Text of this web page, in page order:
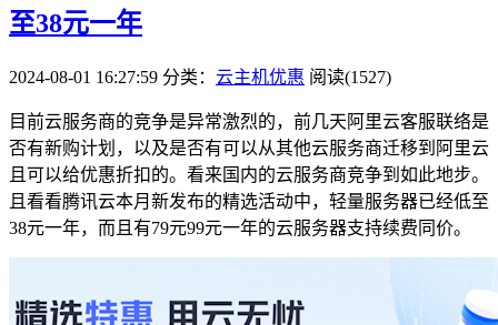
至38元一年
2024-08-01 16:27:59 分类： 云主机优惠 阅读(1527)
目前云服务商的竞争是异常激烈的，前几天阿里云客服联络是
否有新购计划，以及是否有可以从其他云服务商迁移到阿里云
且可以给优惠折扣的。看来国内的云服务商竞争到如此地步。
且看看腾讯云本月新发布的精选活动中，轻量服务器已经低至
38元一年，而且有79元99元一年的云服务器支持续费同价。